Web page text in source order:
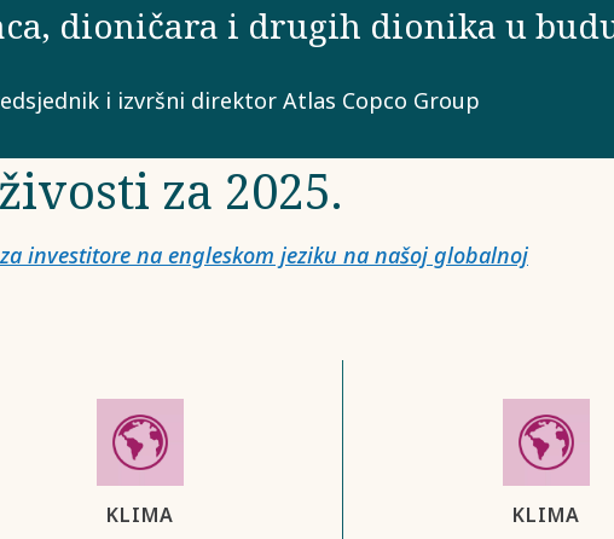
dioničara i drugih dionika u
i izvršni direktor Atlas Copco Group
za 2025.
investitore na engleskom jeziku na našoj globalnoj
KLIMA KLIMA